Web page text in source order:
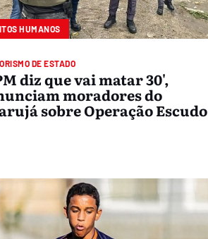
HUMANOS
DE ESTADO
diz que vai matar 30',
moradores do
sobre Operação Escudo